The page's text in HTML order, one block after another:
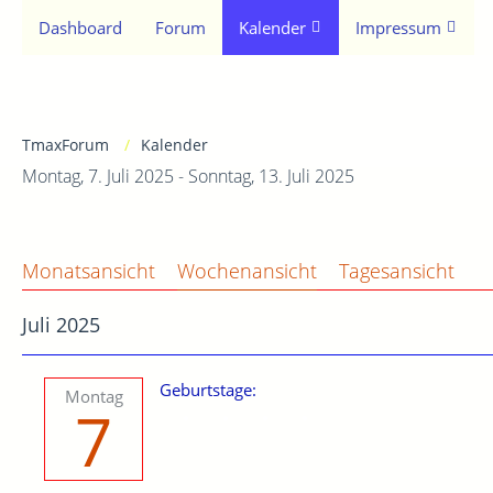
Dashboard Forum Kalender Impressum
TmaxForum Kalender
Montag, 7. Juli 2025 - Sonntag, 13. Juli 2025
Monatsansicht Wochenansicht Tagesansicht
Juli 2025
Montag
7
Geburtstage: